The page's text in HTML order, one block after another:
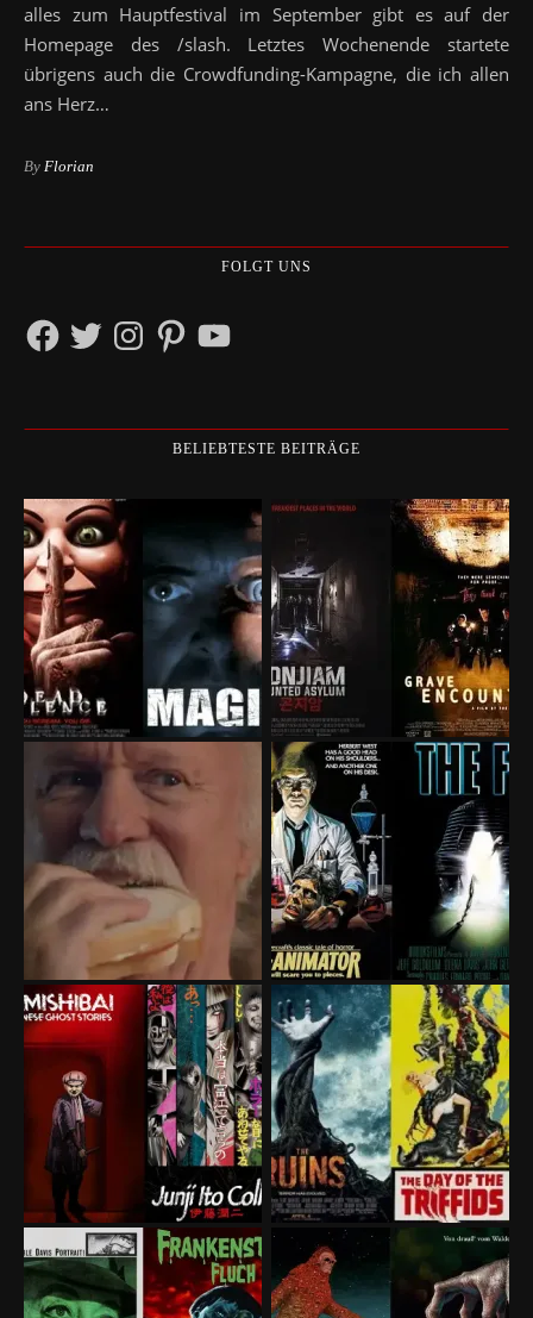
alles zum Hauptfestival im September gibt es auf der
Homepage des /slash. Letztes Wochenende startete
übrigens auch die Crowdfunding-Kampagne, die ich allen
ans Herz…
By Florian
FOLGT UNS
Facebook
TwitterInstagramPinterestYouTube
BELIEBTESTE BEITRÄGE